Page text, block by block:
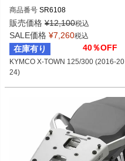
商品番号 SR6108
販売価格 ¥12,100税込
SALE価格 ¥7,260税込
在庫有り 40％OFF
KYMCO X-TOWN 125/300 (2016-20
24)